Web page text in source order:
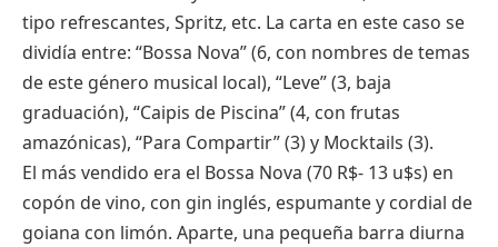
tipo refrescantes, Spritz, etc. La carta en este caso se
dividía entre: “Bossa Nova” (6, con nombres de temas
de este género musical local), “Leve” (3, baja
graduación), “Caipis de Piscina” (4, con frutas
amazónicas), “Para Compartir” (3) y Mocktails (3).
El más vendido era el Bossa Nova (70 R$- 13 u$s) en
copón de vino, con gin inglés, espumante y cordial de
goiana con limón. Aparte, una pequeña barra diurna